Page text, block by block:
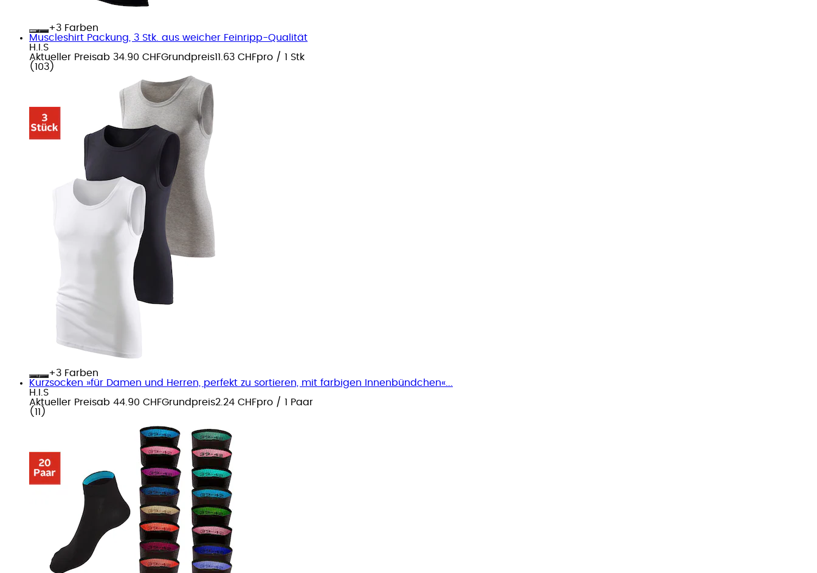
+
Farben
Muscleshirt Packung, 3 Stk. aus weicher Feinripp-Qualität
H.I.S
Aktueller Preisab 34.90 CHFGrundpreis11.63 CHFpro / 1 Stk
( 103 )
+
Farben
Kurzsocken »für Damen und Herren, perfekt zu sortieren, mit farbigen Innenbündchen«...
H.I.S
Aktueller Preisab 44.90 CHFGrundpreis2.24 CHFpro / 1 Paar
( 11 )